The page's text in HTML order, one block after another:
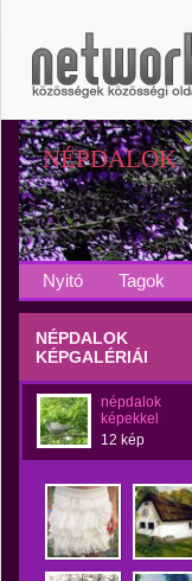
NÉPDALOK
Nyitó Tagok
NÉPDALOK
KÉPGALÉRIÁI
népdalok
képekkel
12 kép